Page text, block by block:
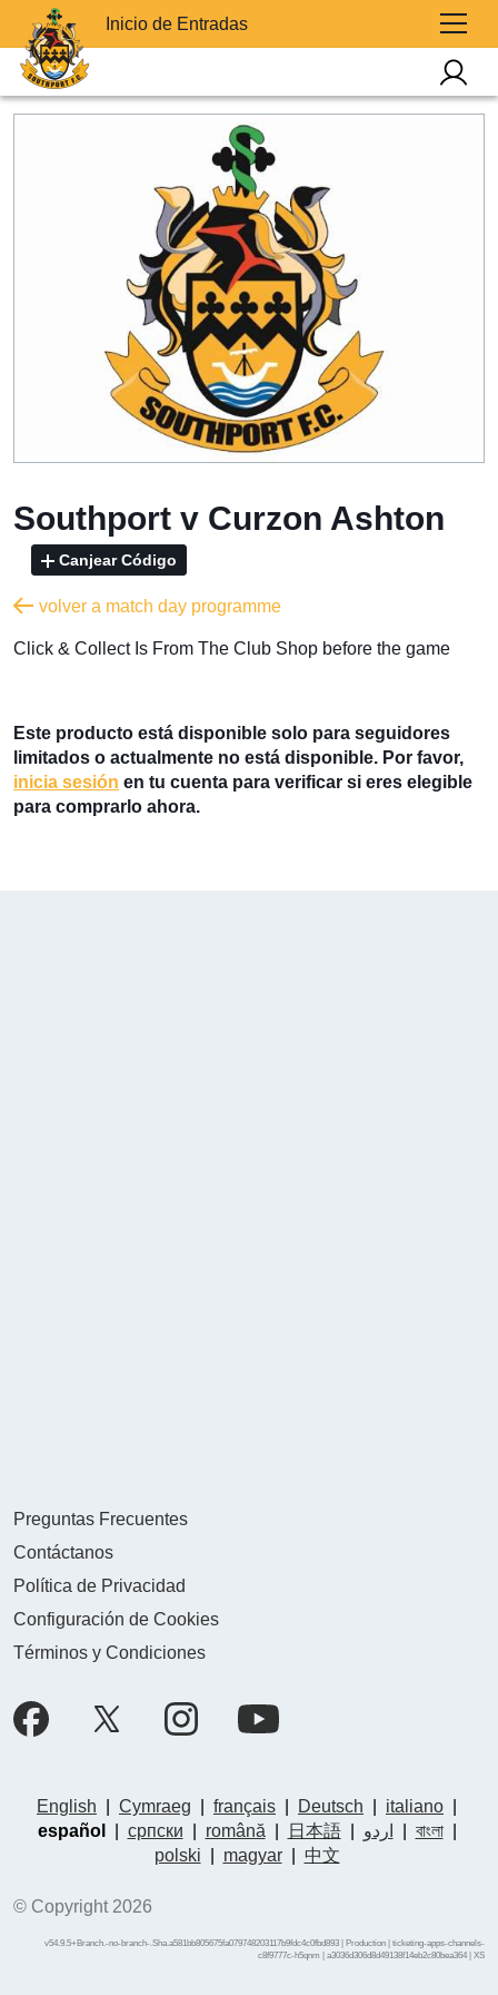
Inicio de Entradas
Southport v Curzon Ashton
Canjear Código
volver a match day programme
​Click & Collect Is From The Club Shop before the game
Este producto está disponible solo para seguidores
limitados o actualmente no está disponible. Por favor,
inicia sesión en tu cuenta para verificar si eres elegible
para comprarlo ahora.
Preguntas Frecuentes
Contáctanos
Política de Privacidad
Configuración de Cookies
Términos y Condiciones
English Cymraeg français Deutsch italiano
español
српски română 日本語| اردو বাংলা|
polski
magyar| 中文
© Copyright 2026
v54.9.5+Branch.-no-branch-.Sha.a581bb805675fa079748203117b9fdc4c0fbd893 | Production | ticketing-apps-channels-
c8f9777c-h5qnm | a3036d306d8d49138f14eb2c80bea364 | XS